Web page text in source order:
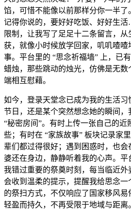
馅，可惜不能像以前那样分你一半
记得你说的，要好好吃饭、好好生
限制，让我写了足足十二条留言，
获，就像小时候放学回家，叽叽喳
事。平台里的 “思念祈福墙” 上，已
蜡烛，那些跳动的烛光，仿佛是无
端相互慰藉。
如今，登录天堂念已成为我的生活习
节日，还是某个突然想念她的瞬间，
“秘密房间”。有时上传一张自己的近
些；有时在 “家族故事” 板块记录家
辈们都过得很好；遇到困惑时，也
婆还在身边，静静听着我的心声。
我错过重要的祭奠时刻，每当临近
会收到温柔的提示，提醒我给思念一
的祭扫方式，不仅响应了国家移风
轻盈而持久，不再受限于地域与距离